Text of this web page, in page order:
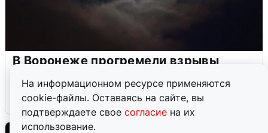
На информационном ресурсе применяются
cookie-файлы. Оставаясь на сайте, вы
подтверждаете свое согласие на их
использование.
В Воронеже прогремели взрывы
5 августа 0